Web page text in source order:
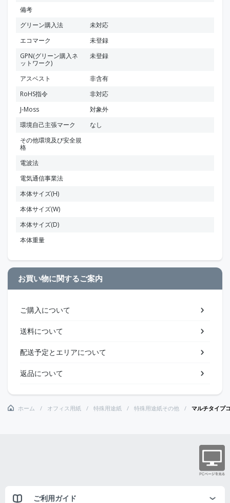
備考
グリーン購入法
未対応
エコマーク
未登録
GPN(グリーン購入ネ
ットワーク)
未登録
アスベスト
非含有
RoHS指令
非対応
J-Moss
対象外
環境自己主張マーク
なし
その他環境及び安全規
格
電波法
電気通信事業法
本体サイズ(H)
本体サイズ(W)
本体サイズ(D)
本体重量
お買い物に関するご案内
ご購入について
送料について
配送予定とエリアについて
返品について
ホーム オフィス用紙 特殊用途紙 特殊用途紙その他 マルチタイプ
ご利用ガイド